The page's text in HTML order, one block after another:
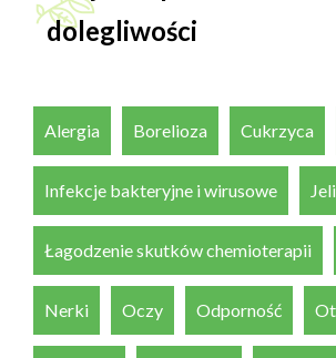
dolegliwości
Alergia Borelioza Cukrzyca
Infekcje bakteryjne i wirusowe
Łagodzenie skutków chemioterapii
Nerki Oczy Odporność